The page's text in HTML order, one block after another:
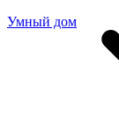
Умный дом